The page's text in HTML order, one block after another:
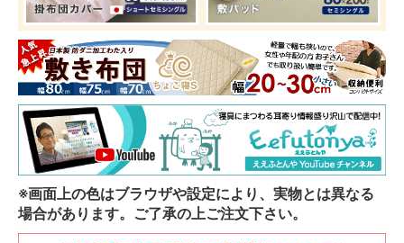
※画面上の色はブラウザや設定により、実物とは異なる
場合があります。ご了承の上ご注文下さい。